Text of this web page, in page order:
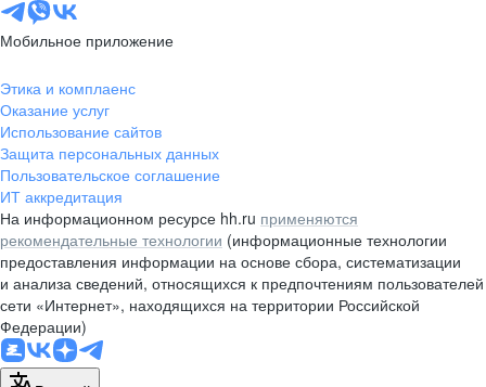
Мобильное приложение
Этика и комплаенс
Оказание услуг
Использование сайтов
Защита персональных данных
Пользовательское соглашение
ИТ аккредитация
На информационном ресурсе hh.ru применяются
рекомендательные технологии (информационные технологии
предоставления информации на основе сбора, систематизации
и анализа сведений, относящихся к предпочтениям пользователей
сети «Интернет», находящихся на территории Российской
Федерации)